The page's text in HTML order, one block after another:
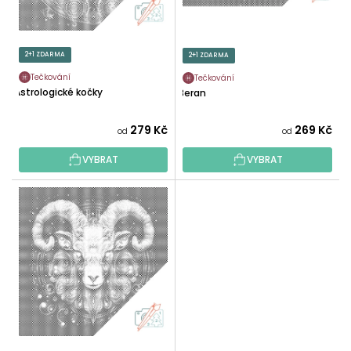
U
K
T
Ů
O
D
U
K
T
2+1 ZDARMA
Tečkování
Astrologické kočky
od 279 Kč
VYBRAT
2+1 ZDARMA
Tečkování
Beran
od 269 Kč
VYBRAT